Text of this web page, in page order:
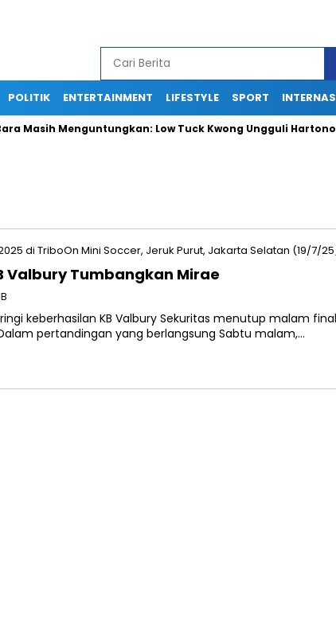
POLITIK ENTERTAINMENT LIFESTYLE SPORT
Menguntungkan: Low Tuck Kwong Ungguli Hartono
Valbury Tumbangkan Mirae
keberhasilan KB Valbury Sekuritas menutup malam final
pertandingan yang berlangsung Sabtu malam,…